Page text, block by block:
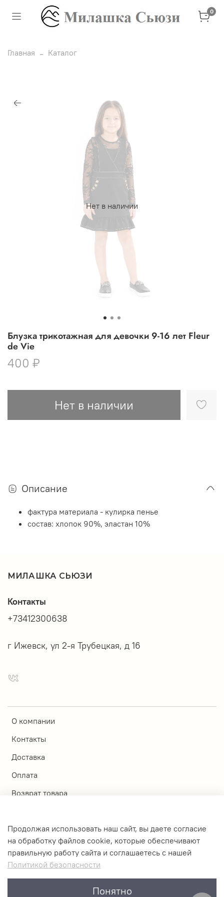
0
Главная Каталог
Нет в наличии
Блузка трикотажная для девочки 9-16 лет Fleur
de Vie
400 ₽
Нет в наличии
Описание
фактура материала - кулирка пенье
состав: хлопок 90%, эластан 10%
МИЛАШКА СЬЮЗИ
О компании
Контакты
Доставка
Оплата
Возврат товара
Личный кабинет
Оферта и политика конфиденциальности
Контакты
+73412300638
г Ижевск, ул 2-я Трубецкая, д 16
Продолжая использовать наш сайт, вы даете согласие
на обработку файлов cookie, которые обеспечивают
правильную работу сайта и соглашаетесь с нашей
Политикой безопасности
Понятно